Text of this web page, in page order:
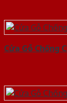
Cửa Gỗ Chống